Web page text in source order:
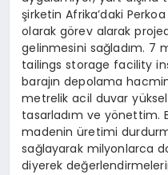
şirketin Afrika’daki
olarak görev alarak
gelinmesini sağladım. 7
tailings storage facility
barajın depolama
metrelik acil duvar
tasarladım ve yönettim.
madenin üretimi
sağlayarak milyonlarca
diyerek